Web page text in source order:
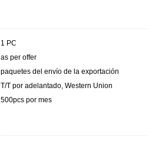
1 PC
as per offer
paquetes del envío de la exportación
T/T por adelantado, Western Union
500pcs por mes